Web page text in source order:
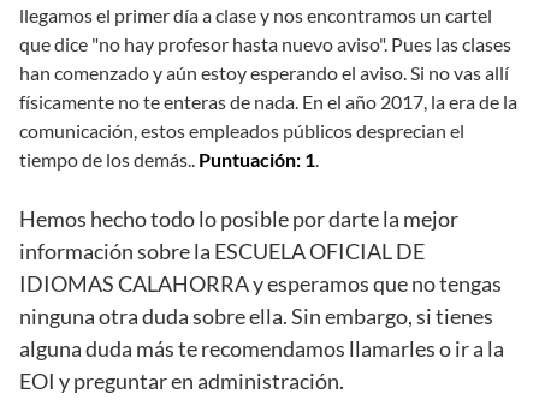
llegamos el primer día a clase y nos encontramos un cartel
que dice "no hay profesor hasta nuevo aviso". Pues las clases
han comenzado y aún estoy esperando el aviso. Si no vas allí
físicamente no te enteras de nada. En el año 2017, la era de la
comunicación, estos empleados públicos desprecian el
tiempo de los demás.. Puntuación: 1.
Hemos hecho todo lo posible por darte la mejor
información sobre la ESCUELA OFICIAL DE
IDIOMAS CALAHORRA y esperamos que no tengas
ninguna otra duda sobre ella. Sin embargo, si tienes
alguna duda más te recomendamos llamarles o ir a la
EOI y preguntar en administración.